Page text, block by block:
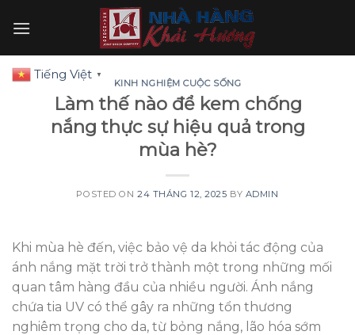
KINH NGHIỆM CUỘC SỐNG
Làm thế nào để kem chống
nắng thực sự hiệu quả trong
mùa hè?
POSTED ON 24 THÁNG 12, 2025 BY ADMIN
Khi mùa hè đến, việc bảo vệ da khỏi tác động của
ánh nắng mặt trời trở thành một trong những mối
quan tâm hàng đầu của nhiều người. Ánh nắng
chứa tia UV có thể gây ra những tổn thương
nghiêm trọng cho da, từ bỏng nắng, lão hóa sớm
Tiếng Việt ▼